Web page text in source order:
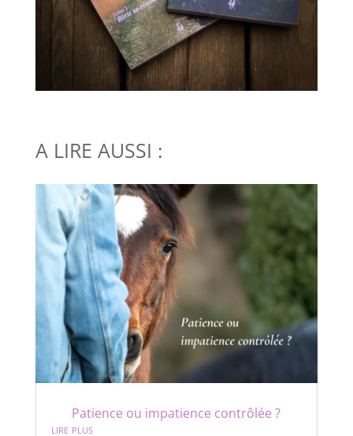
A LIRE AUSSI :
Patience ou impatience contrôlée ?
lire plus